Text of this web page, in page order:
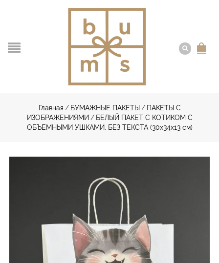
Главная / БУМАЖНЫЕ ПАКЕТЫ / ПАКЕТЫ С
ИЗОБРАЖЕНИЯМИ / БЕЛЫЙ ПАКЕТ С КОТИКОМ С
ОБЪЕМНЫМИ УШКАМИ, БЕЗ ТЕКСТА (30х34х13 см)